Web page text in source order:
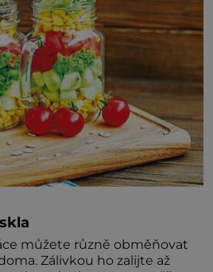
můžete různě obměňovat
Zálivkou ho zalijte až